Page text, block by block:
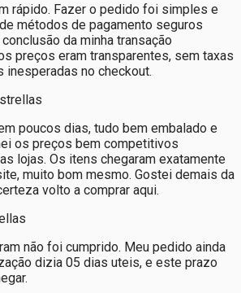
rápido. Fazer o pedido foi simples e
métodos de pagamento seguros
da minha transação
preços eram transparentes, sem taxas
inesperadas no checkout.
poucos dias, tudo bem embalado e
os preços bem competitivos
lojas. Os itens chegaram exatamente
muito bom mesmo. Gostei demais da
volto a comprar aqui.
não foi cumprido. Meu pedido ainda
dizia 05 dias uteis, e este prazo